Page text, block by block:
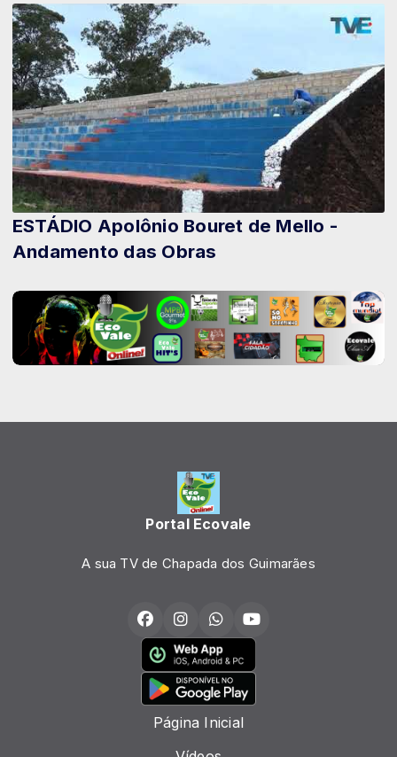
ESTÁDIO Apolônio Bouret de Mello -
Andamento das Obras
Portal Ecovale
A sua TV de Chapada dos Guimarães
Página Inicial